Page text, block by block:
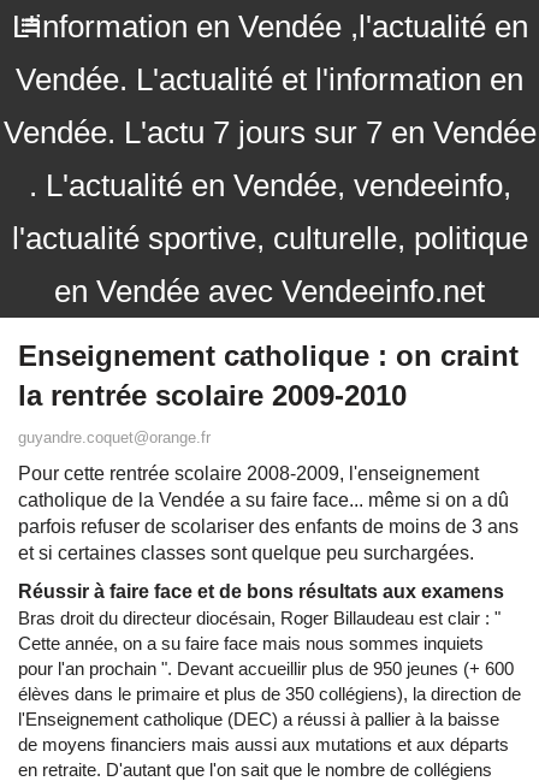
L'information en Vendée ,l'actualité en
Vendée. L'actualité et l'information en
Vendée. L'actu 7 jours sur 7 en Vendée
. L'actualité en Vendée, vendeeinfo,
l'actualité sportive, culturelle, politique
en Vendée avec Vendeeinfo.net
Enseignement catholique : on craint
la rentrée scolaire 2009-2010
guyandre.coquet@orange.fr
Pour cette rentrée scolaire 2008-2009, l'enseignement
catholique de la Vendée a su faire face... même si on a dû
parfois refuser de scolariser des enfants de moins de 3 ans
et si certaines classes sont quelque peu surchargées.
Réussir à faire face et de bons résultats aux examens
Bras droit du directeur diocésain, Roger Billaudeau est clair : "
Cette année, on a su faire face mais nous sommes inquiets
pour l'an prochain ". Devant accueillir plus de 950 jeunes (+ 600
élèves dans le primaire et plus de 350 collégiens), la direction de
l'Enseignement catholique (DEC) a réussi à pallier à la baisse
de moyens financiers mais aussi aux mutations et aux départs
en retraite. D'autant que l'on sait que le nombre de collégiens